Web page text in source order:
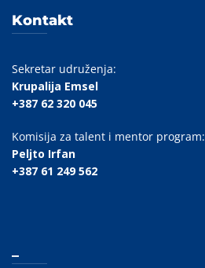
Kontakt
Sekretar udruženja:
Krupalija Emsel
+387 62 320 045
Komisija za talent i mentor program:
Peljto Irfan
+387 61 249 562